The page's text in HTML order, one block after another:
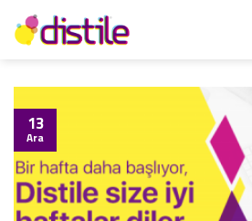
İçeriğe
atla
13
Ara